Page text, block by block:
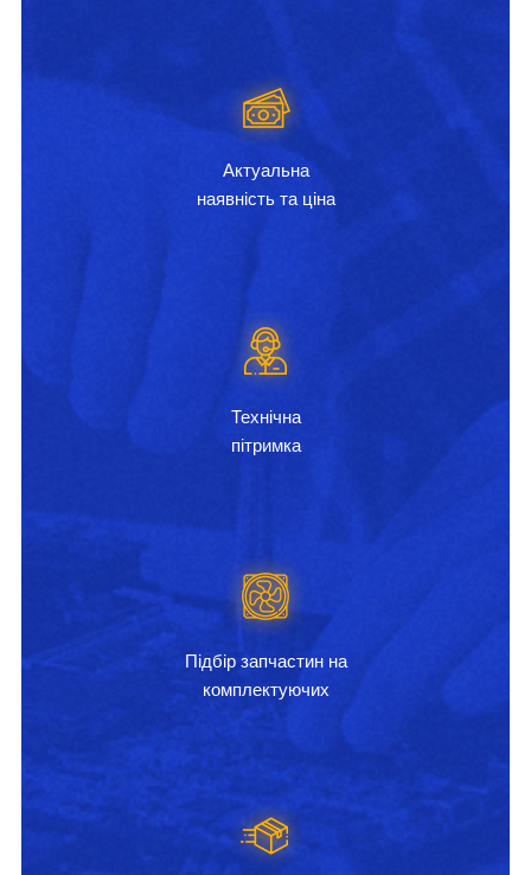
Актуальна
наявність та ціна
Технічна
пітримка
Підбір запчастин на
комплектуючих